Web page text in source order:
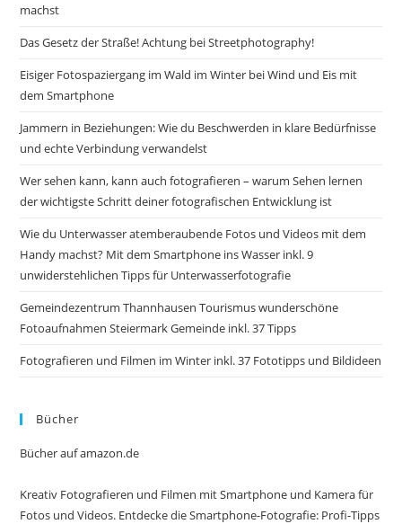
machst
Das Gesetz der Straße! Achtung bei Streetphotography!
Eisiger Fotospaziergang im Wald im Winter bei Wind und Eis mit
dem Smartphone
Jammern in Beziehungen: Wie du Beschwerden in klare Bedürfnisse
und echte Verbindung verwandelst
Wer sehen kann, kann auch fotografieren – warum Sehen lernen
der wichtigste Schritt deiner fotografischen Entwicklung ist
Wie du Unterwasser atemberaubende Fotos und Videos mit dem
Handy machst? Mit dem Smartphone ins Wasser inkl. 9
unwiderstehlichen Tipps für Unterwasserfotografie
Gemeindezentrum Thannhausen Tourismus wunderschöne
Fotoaufnahmen Steiermark Gemeinde inkl. 37 Tipps
Fotografieren und Filmen im Winter inkl. 37 Fototipps und Bildideen
Bücher
Bücher auf amazon.de
Kreativ Fotografieren und Filmen mit Smartphone und Kamera für
Fotos und Videos. Entdecke die Smartphone-Fotografie: Profi-Tipps